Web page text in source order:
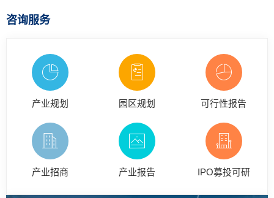
咨询服务
产业规划 园区规划 可行性报告
产业招商 产业报告 IPO募投可研